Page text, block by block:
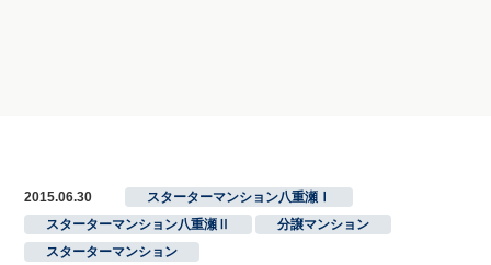
2015.06.30 スターターマンション八重瀬Ⅰ
スターターマンション八重瀬Ⅱ
分譲マンション
スターターマンション